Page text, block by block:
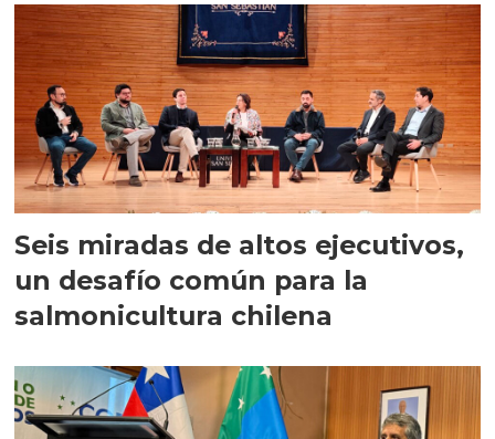
Seis miradas de altos ejecutivos,
un desafío común para la
salmonicultura chilena